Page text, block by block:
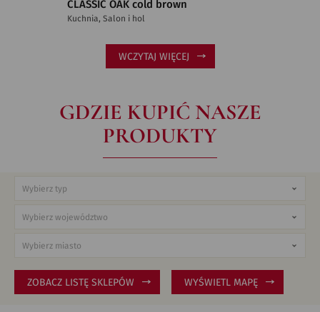
CLASSIC OAK cold brown
Kuchnia, Salon i hol
WCZYTAJ WIĘCEJ
GDZIE KUPIĆ NASZE
PRODUKTY
ZOBACZ LISTĘ SKLEPÓW WYŚWIETL MAPĘ